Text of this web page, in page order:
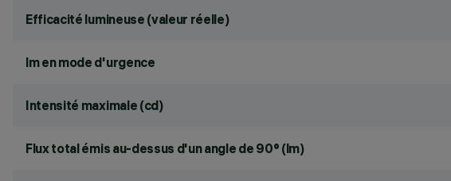
Efficacité lumineuse (valeur réelle)
lm en mode d'urgence
Intensité maximale (cd)
Flux total émis au-dessus d'un angle de 90° (lm)